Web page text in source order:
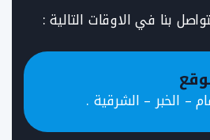
بنا في الاوقات التالية :
– الخبر – الشرقية .